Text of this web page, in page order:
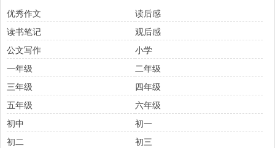
优秀作文
读后感
读书笔记
观后感
公文写作
小学
一年级
二年级
三年级
四年级
五年级
六年级
初中
初一
初二
初三